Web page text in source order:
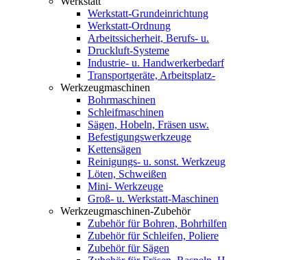
Werkstatt-Grundeinrichtung
Werkstatt-Ordnung
Arbeitssicherheit, Berufs- u.
Druckluft-Systeme
Industrie- u. Handwerkerbedarf
Transportgeräte, Arbeitsplatz-
Werkzeugmaschinen
Bohrmaschinen
Schleifmaschinen
Sägen, Hobeln, Fräsen usw.
Befestigungswerkzeuge
Kettensägen
Reinigungs- u. sonst. Werkzeug
Löten, Schweißen
Mini- Werkzeuge
Groß- u. Werkstatt-Maschinen
Werkzeugmaschinen-Zubehör
Zubehör für Bohren, Bohrhilfen
Zubehör für Schleifen, Poliere
Zubehör für Sägen